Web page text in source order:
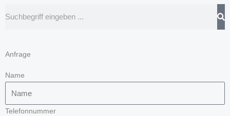
Anfrage
Name
Telefonnummer